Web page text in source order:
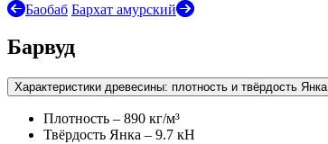
Баобаб Бархат амурский
Барвуд
Характеристики древесины: плотность и твёрдость Янка
Плотность – 890 кг/м³
Твёрдость Янка – 9.7 кН